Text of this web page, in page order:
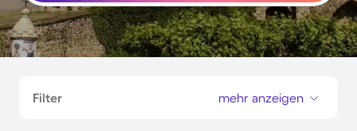
Filter mehr anzeigen